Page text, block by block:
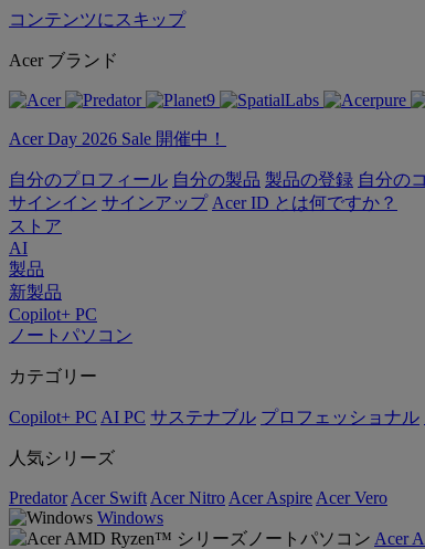
コンテンツにスキップ
Acer ブランド
Acer Day 2026 Sale 開催中！
自分のプロフィール 自分の製品 製品の登録 自分の
サインイン サインアップ Acer ID とは何ですか？
ストア
AI
製品
新製品
Copilot+ PC
ノートパソコン
カテゴリー
Copilot+ PC AI PC サステナブル プロフェッショナル
人気シリーズ
Predator Acer Swift Acer Nitro Acer Aspire Acer Vero
Windows
Acer